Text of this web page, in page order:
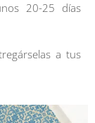
20-25 días
a tus